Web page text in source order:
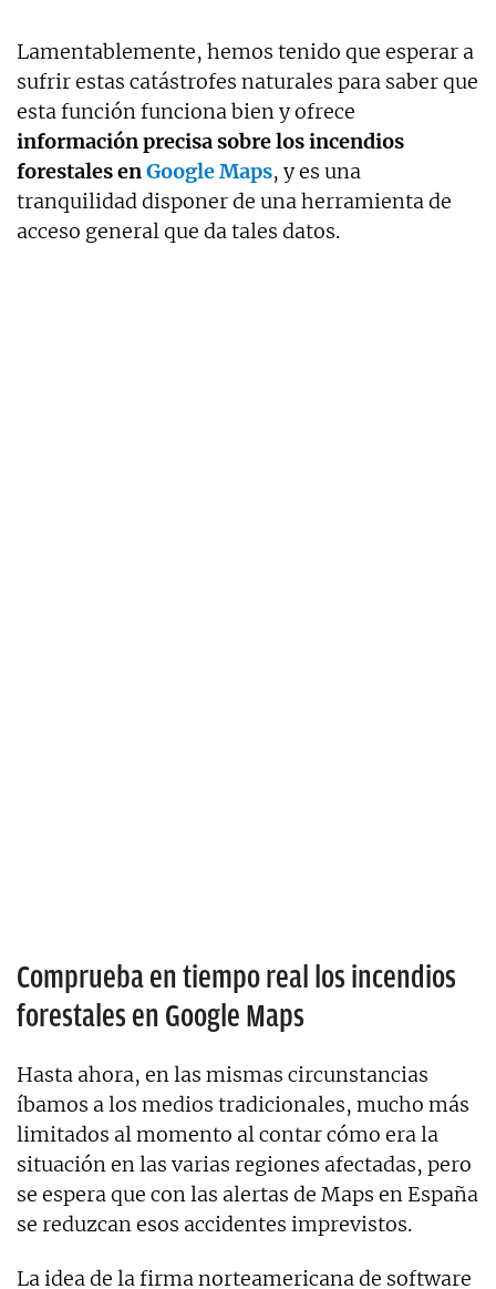
Lamentablemente, hemos tenido que esperar a
sufrir estas catástrofes naturales para saber que
esta función funciona bien y ofrece
información precisa sobre los incendios
forestales enGoogle Maps, y es una
tranquilidad disponer de una herramienta de
acceso general que da tales datos.
Comprueba en tiempo real los incendios
forestales en Google Maps
Hasta ahora, en las mismas circunstancias
íbamos a los medios tradicionales, mucho más
limitados al momento al contar cómo era la
situación en las varias regiones afectadas, pero
se espera que con las alertas de Maps en España
se reduzcan esos accidentes imprevistos.
La idea de la firma norteamericana de software